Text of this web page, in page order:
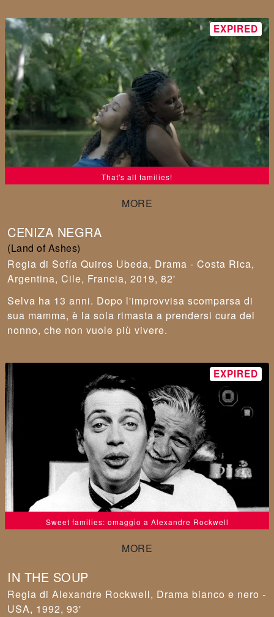
That's all families!
CENIZA NEGRA
(Land of Ashes)
Sofía Quiros Ubeda, Drama - Costa Rica,
Argentina, Cile, Francia, 2019, 82'
Selva ha 13 anni. Dopo l'improvvisa scomparsa di
sua mamma, è la sola rimasta a prendersi cura del
nonno, che non vuole più vivere.
Sweet families: omaggio a Alexandre Rockwell
IN THE SOUP
Alexandre Rockwell, Drama bianco e nero -
USA, 1992, 93'